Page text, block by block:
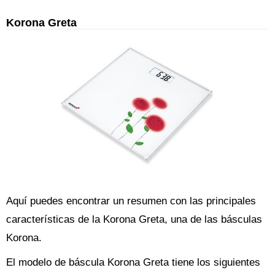
Korona Greta
Aquí puedes encontrar un resumen con las principales
características de la Korona Greta, una de las básculas
Korona.
El modelo de báscula Korona Greta tiene los siguientes